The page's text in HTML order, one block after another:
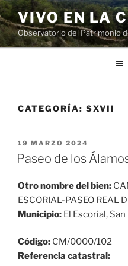
Saltar
al
contenido
VIVO EN LA
Observatorio del Patrimonio
CATEGORÍA: SXVII
PUBLICADO
EL
19 MARZO 2024
Paseo de los
Otro nombre del bien:
ESCORIAL-PASEO REAL
Municipio: El Escorial,
Código: CM/0000/102
Referencia catastral: